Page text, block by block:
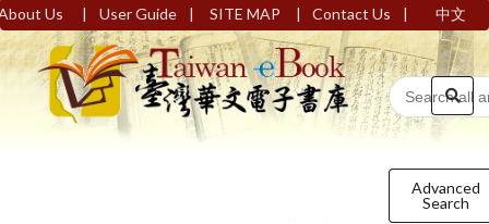
Us | User Guide | SITE MAP | Contact Us | 中文
Advanced
Search